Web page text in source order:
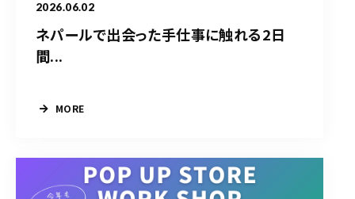
2026.06.02
ネパールで出会った手仕事に触れる2日
間...
MORE